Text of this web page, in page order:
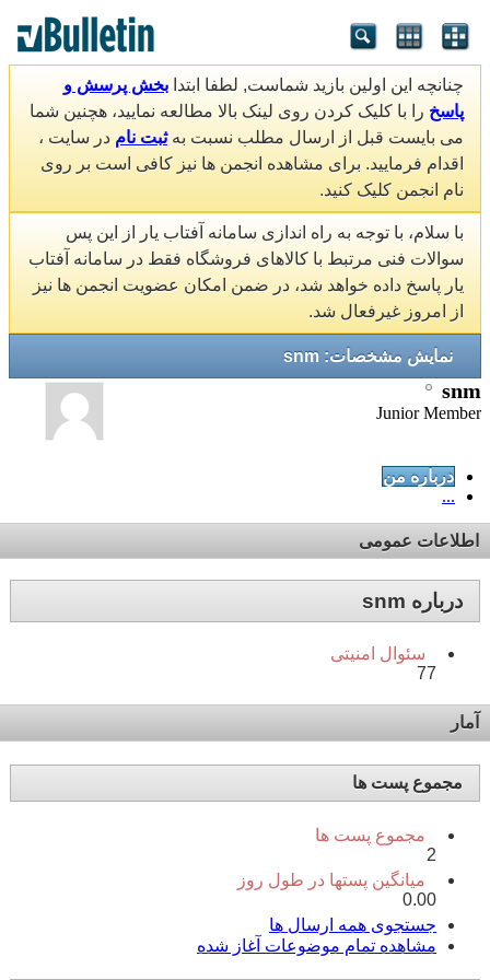
چنانچه این اولین بازید شماست, لطفا ابتدا بخش پرسش و
پاسخ را با کلیک کردن روی لینک بالا مطالعه نمایید، هچنین شما
می بایست قبل از ارسال مطلب نسبت بهثبت نام در سایت ،
اقدام فرمایید. برای مشاهده انجمن ها نیز کافی است بر روی
نام انجمن کلیک کنید.
با سلام، با توجه به راه اندازی سامانه آفتاب یار از این پس
سوالات فنی مرتبط با کالاهای فروشگاه فقط در سامانه آفتاب
یار پاسخ داده خواهد شد، در ضمن امکان عضویت انجمن ها نیز
از امروز غیرفعال شد.
نمایش مشخصات: snm
snm
Junior Member
درباره من
...
اطلاعات عمومی
درباره snm
سئوال امنیتی
77
آمار
مجموع پست ها
مجموع پست ها
2
میانگین پستها در طول روز
0.00
جستجوی همه ارسال ها
مشاهده تمام موضوعات آغاز شده